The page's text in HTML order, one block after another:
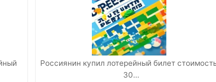
Россиянин купил лотерейный билет
30…